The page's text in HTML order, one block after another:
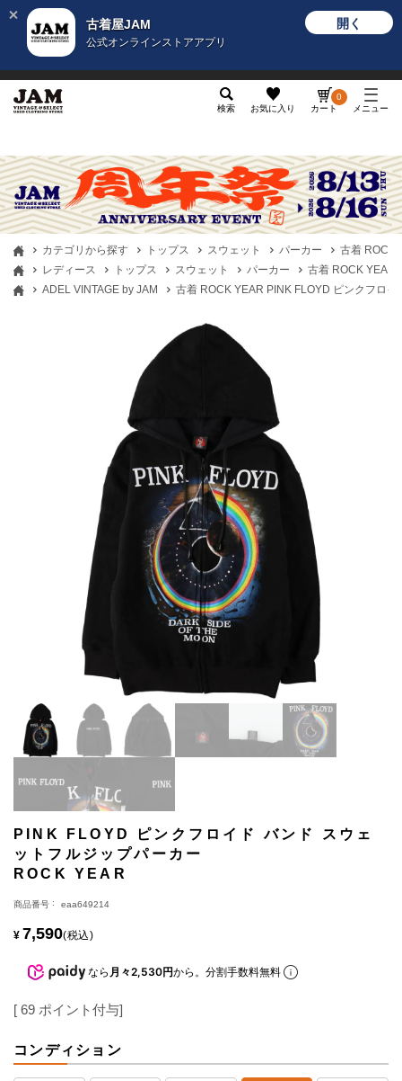
古着屋JAM
公式オンラインストアアプリ
開く
検索 お気に入り カート
0
メニュー
カテゴリから探す トップス スウェット パーカー
古着 ROCK
レディース
トップス スウェット パーカー
古着 ROCK YEAR
ADEL VINTAGE by JAM
古着 ROCK YEAR PINK FLOYD ピンクフロ
PINK FLOYD ピンクフロイド バンド スウェ
ットフルジップパーカー
ROCK YEAR
商品番号 eaa649214
¥ 7,590 税込
なら 月々2,530円から。分割手数料無料
[ 69 ポイント付与]
コンディション